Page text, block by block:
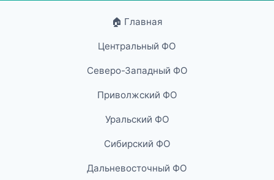
🏠 Главная
Центральный ФО
Северо-Западный ФО
Приволжский ФО
Уральский ФО
Сибирский ФО
Дальневосточный ФО